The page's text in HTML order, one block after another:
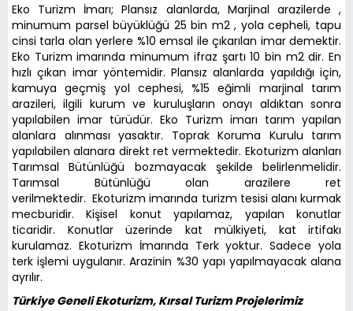
Eko Turizm İmarı; Plansız alanlarda, Marjinal arazilerde ,
minumum parsel büyüklüğü 25 bin m2 , yola cepheli, tapu
cinsi tarla olan yerlere %10 emsal ile çıkarılan imar demektir.
Eko Turizm imarında minumum ifraz şartı 10 bin m2 dir. En
hızlı çıkan imar yöntemidir. Plansız alanlarda yapıldığı için,
kamuya geçmiş yol cephesi, %15 eğimli marjinal tarım
arazileri, ilgili kurum ve kuruluşların onayı aldıktan sonra
yapılabilen imar türüdür. Eko Turizm imarı tarım yapılan
alanlara alınması yasaktır. Toprak Koruma Kurulu tarım
yapılabilen alanara direkt ret vermektedir. Ekoturizm alanları
Tarımsal Bütünlüğü bozmayacak şekilde belirlenmelidir.
Tarımsal Bütünlüğü olan arazilere ret
verilmektedir. Ekoturizm imarında turizm tesisi alanı kurmak
mecburidir. Kişisel konut yapılamaz, yapılan konutlar
ticaridir. Konutlar üzerinde kat mülkiyeti, kat irtifakı
kurulamaz. Ekoturizm İmarında Terk yoktur. Sadece yola
terk işlemi uygulanır. Arazinin %30 yapı yapılmayacak alana
ayrılır.
Türkiye Geneli Ekoturizm, Kırsal Turizm Projelerimiz